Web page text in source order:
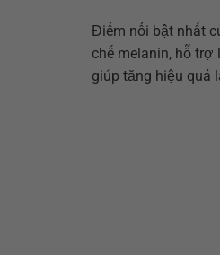
Điểm nổi bật nhất
chế melanin, hỗ
giúp tăng hiệu quả